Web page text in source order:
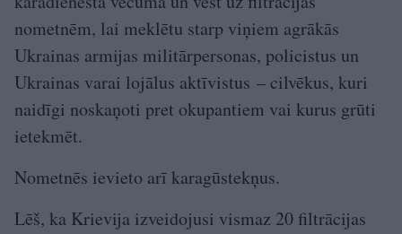
nometnēm, lai meklētu starp viņiem agrākās
Ukrainas armijas militārpersonas, policistus un
Ukrainas varai lojālus aktīvistus – cilvēkus, kuri
naidīgi noskaņoti pret okupantiem vai kurus grūti
ietekmēt.
Nometnēs ievieto arī karagūstekņus.
Lēš, ka Krievija izveidojusi vismaz 20 filtrācijas